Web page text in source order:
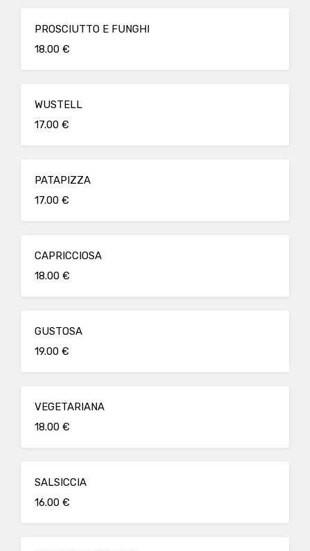
PROSCIUTTO E FUNGHI
18.00 €
WUSTELL
17.00 €
PATAPIZZA
17.00 €
CAPRICCIOSA
18.00 €
GUSTOSA
19.00 €
VEGETARIANA
18.00 €
SALSICCIA
16.00 €